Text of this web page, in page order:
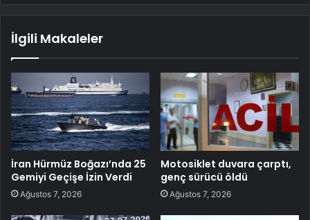
İlgili Makaleler
İran Hürmüz Boğazı’nda 25
Gemiyi Geçişe İzin Verdi
Ağustos 7, 2026
Motosiklet duvara çarptı,
genç sürücü öldü
Ağustos 7, 2026